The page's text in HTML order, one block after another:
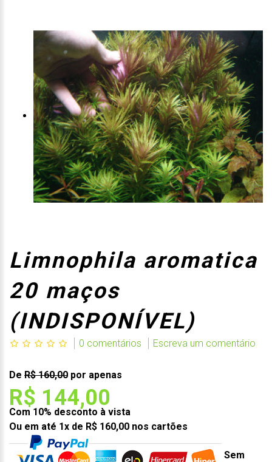
Limnophila aromatica
20 maços
(INDISPONÍVEL)
0 comentários Escreva um comentário
De R$ 160,00 por apenas
R$ 144,00
Com 10% desconto à vista
Ou em até 1x de R$ 160,00 nos cartões
Sem